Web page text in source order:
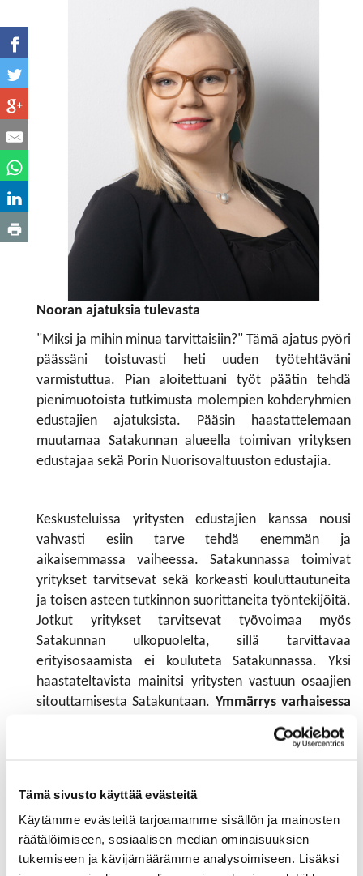
Tämä sivusto käyttää evästeitä
Käytämme evästeitä tarjoamamme sisällön ja mainosten
räätälöimiseen, sosiaalisen median ominaisuuksien
tukemiseen ja kävijämäärämme analysoimiseen. Lisäksi
Nooran ajatuksia tulevasta
"Miksi ja mihin minua tarvittaisiin?" Tämä ajatus pyöri
päässäni toistuvasti heti uuden työtehtäväni
varmistuttua. Pian aloitettuani työt päätin tehdä
pienimuotoista tutkimusta molempien kohderyhmien
edustajien ajatuksista. Pääsin haastattelemaan
muutamaa Satakunnan alueella toimivan yrityksen
edustajaa sekä Porin Nuorisovaltuuston edustajia.
Keskusteluissa yritysten edustajien kanssa nousi
vahvasti esiin tarve tehdä enemmän ja
aikaisemmassa vaiheessa. Satakunnassa toimivat
yritykset tarvitsevat sekä korkeasti kouluttautuneita
ja toisen asteen tutkinnon suorittaneita työntekijöitä.
Jotkut yritykset tarvitsevat työvoimaa myös
Satakunnan ulkopuolelta, sillä tarvittavaa
erityisosaamista ei kouluteta Satakunnassa. Yksi
haastateltavista mainitsi yritysten vastuun osaajien
sitouttamisesta Satakuntaan. Ymmärrys varhaisessa
tietoisuuden kasvattamisen merkityksestä on
keskuudessa ja se näkyy tuloksina!
Porin Nuorisovaltuusto ideoi kanssamme syksyllä